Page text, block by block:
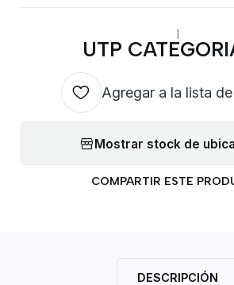
|
UTP
Agregar a la lista
Mostrar stock de
COMPARTIR ESTE
DESCRIPCIÓN